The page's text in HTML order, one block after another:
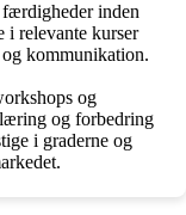
inden
i relevante kurser
kommunikation.
og
og forbedring
i graderne og